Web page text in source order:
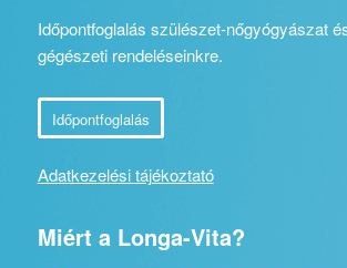
Időpontfoglalás szülészet-nőgyógyászat
gégészeti rendeléseinkre.
Időpontfoglalás
Adatkezelési tájékoztató
Miért a Longa-Vita?